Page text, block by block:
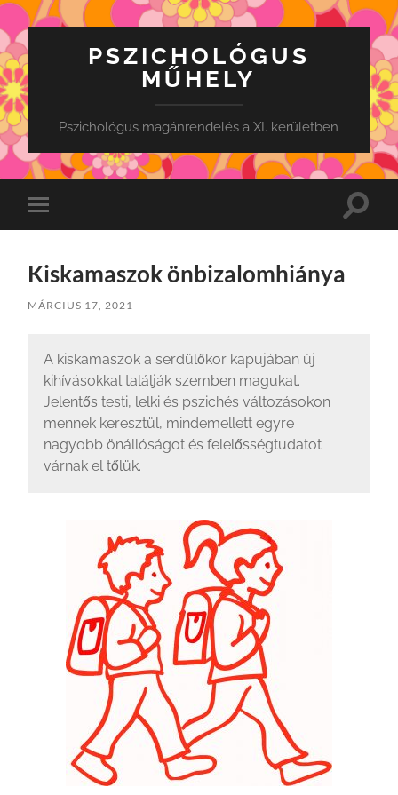
PSZICHOLÓGUS
MŰHELY
Pszichológus magánrendelés a XI. kerületben
Toggle
mobile
Toggle
Kiskamaszok önbizalomhiánya
MÁRCIUS 17, 2021
A kiskamaszok a serdülőkor kapujában új
kihívásokkal találják szemben magukat.
Jelentős testi, lelki és pszichés változásokon
mennek keresztül, mindemellett egyre
nagyobb önállóságot és felelősségtudatot
várnak el tőlük.